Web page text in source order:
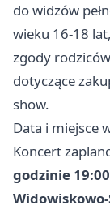
do widzów
wieku 16-18
zgody
dotyczące
show.
Data i miejsce
Koncert
godzinie 19:00